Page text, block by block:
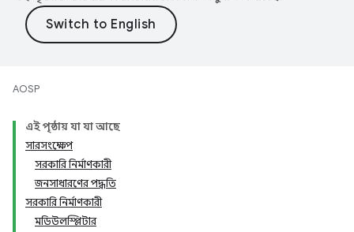
AOSP
এই পৃষ্ঠায় যা যা আছে
সারসংক্ষেপ
সরকারি নির্মাণকারী
জনসাধারণের পদ্ধতি
সরকারি নির্মাণকারী
মডিউলস্প্লিটার